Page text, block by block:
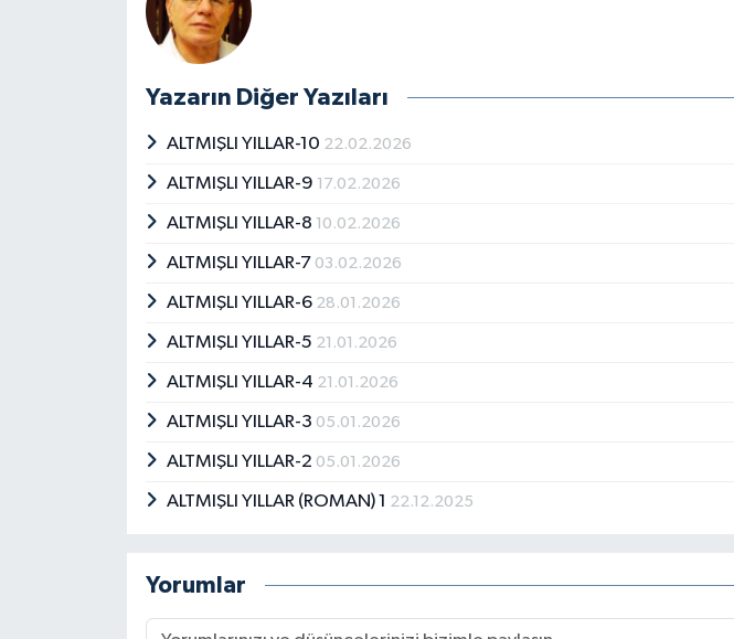
Yazarın Diğer Yazıları
ALTMIŞLI YILLAR-10 22.02.2026
ALTMIŞLI YILLAR-9 17.02.2026
ALTMIŞLI YILLAR-8 10.02.2026
ALTMIŞLI YILLAR-7 03.02.2026
ALTMIŞLI YILLAR-6 28.01.2026
ALTMIŞLI YILLAR-5 21.01.2026
ALTMIŞLI YILLAR-4 21.01.2026
ALTMIŞLI YILLAR-3 05.01.2026
ALTMIŞLI YILLAR-2 05.01.2026
ALTMIŞLI YILLAR (ROMAN) 1 22.12.2025
Yorumlar